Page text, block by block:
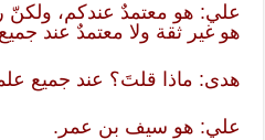
علي: هو معتمدٌ عندكم، ولكنّ
هو غير ثقة ولا معتمدٌ عند
هدى: ماذا قلتَ؟ عند جميع
علي: هو سيف بن عمر.